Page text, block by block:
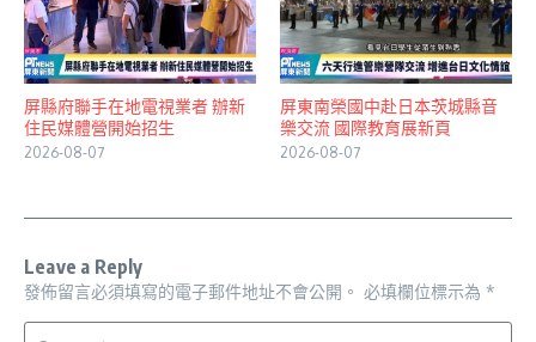
屏縣府聯手在地電視業者 辦新
住民媒體營開始招生
2026-08-07
屏東南榮國中赴日本茨城縣音
樂交流 國際教育展新頁
2026-08-07
Leave a Reply
發佈留言必須填寫的電子郵件地址不會公開。 必填欄位標示為 *